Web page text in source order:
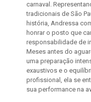
carnaval.
tradicionais de São
história, Andressa
honrar o posto que
responsabilidade de
Meses antes do
uma preparação
exaustivos e o
profissional, ela se
sua performance na